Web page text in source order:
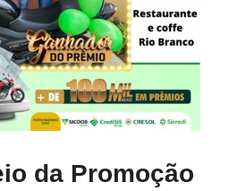
da Promoção